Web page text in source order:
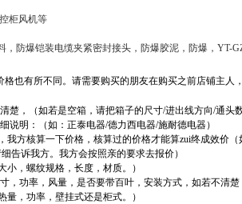
柜风机等
防爆铠装电缆夹紧密封接头，防爆胶泥，防爆，YT-
也有所不同。请需要购买的朋友在购买之前店铺主人
楚，（如若是空箱，请把箱子的尺寸/进出线方向/通
明：（如：正泰电器/德力西电器/施耐德电器）
方核算一下价格，核算过的价格才能算zui终成效价
告诉我方。我方会按照亲的要求去报价）
，螺纹规格，长度，材质。）
功率，风量，是否要带百叶，安装方式，如若不清楚
，功率，壁挂式还是柜式。）